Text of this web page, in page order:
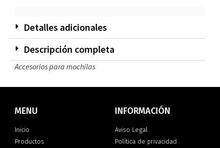
Detalles adicionales
Descripción completa
Accesorios para mochilas
MENU
Inicio
Productos
INFORMACIÓN
Aviso Legal
Política de privacidad